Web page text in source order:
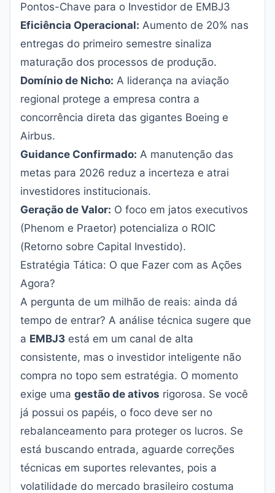
Pontos-Chave para o Investidor de EMBJ3
Eficiência Operacional: Aumento de 20% nas
entregas do primeiro semestre sinaliza
maturação dos processos de produção.
Domínio de Nicho: A liderança na aviação
regional protege a empresa contra a
concorrência direta das gigantes Boeing e
Airbus.
Guidance Confirmado: A manutenção das
metas para 2026 reduz a incerteza e atrai
investidores institucionais.
Geração de Valor: O foco em jatos executivos
(Phenom e Praetor) potencializa o ROIC
(Retorno sobre Capital Investido).
Estratégia Tática: O que Fazer com as Ações
Agora?
A pergunta de um milhão de reais: ainda dá
tempo de entrar? A análise técnica sugere que
a EMBJ3 está em um canal de alta
consistente, mas o investidor inteligente não
compra no topo sem estratégia. O momento
exige uma gestão de ativos rigorosa. Se você
já possui os papéis, o foco deve ser no
rebalanceamento para proteger os lucros. Se
está buscando entrada, aguarde correções
técnicas em suportes relevantes, pois a
volatilidade do mercado brasileiro costuma